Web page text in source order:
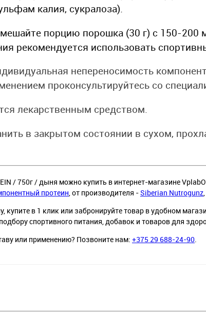
калия, сукралоза).
порцию порошка (30 г) с 150-200
рекомендуется использовать
непереносимость
проконсультируйтесь со
лекарственным средством.
в закрытом состоянии в сухом,
/ 750г / дыня можно купить в интернет-магазине
протеин , от производителя -Siberian Nutrogunz
купите в 1 клик или забронируйте товар в удобном
спортивного питания, добавок и товаров для
или применению? Позвоните нам: +375 29 688-24-90